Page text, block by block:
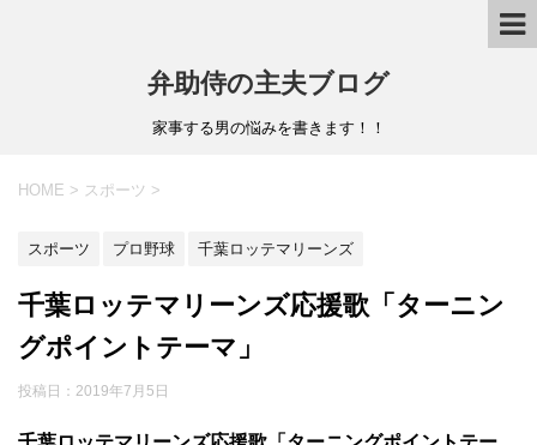
弁助侍の主夫ブログ
家事する男の悩みを書きます！！
HOME > スポーツ >
スポーツ プロ野球 千葉ロッテマリーンズ
千葉ロッテマリーンズ応援歌「ターニン
グポイントテーマ」
投稿日： 2019年7月5日